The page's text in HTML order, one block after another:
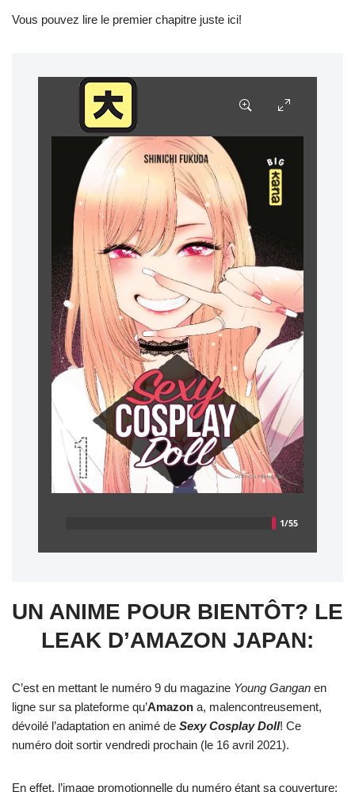
Vous pouvez lire le premier chapitre juste ici!
UN ANIME POUR BIENTÔT? LE
LEAK D’AMAZON JAPAN:
C’est en mettant le numéro 9 du magazine Young Gangan en
ligne sur sa plateforme qu’Amazon a, malencontreusement,
dévoilé l’adaptation en animé de Sexy Cosplay Doll! Ce
numéro doit sortir vendredi prochain (le 16 avril 2021).
En effet, l’image promotionnelle du numéro étant sa couverture;